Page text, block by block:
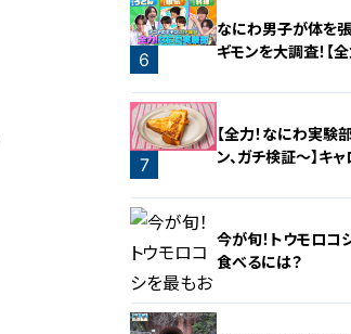
5
6
なにわ男子が体を張
ギモンを大調査！【
7
【全力！なにわ実験
ン、ガチ検証～】キ
今が旬！トウモロコ
食べるには？